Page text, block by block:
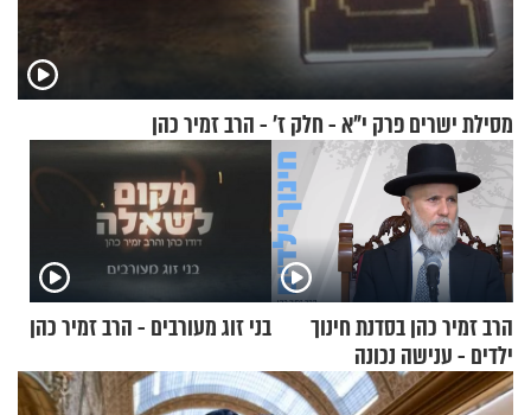
מסילת ישרים פרק י"א - חלק ז’ - הרב זמיר כהן
הרב זמיר כהן בסדנת חינוך
ילדים - ענישה נכונה
בני זוג מעורבים - הרב זמיר כהן